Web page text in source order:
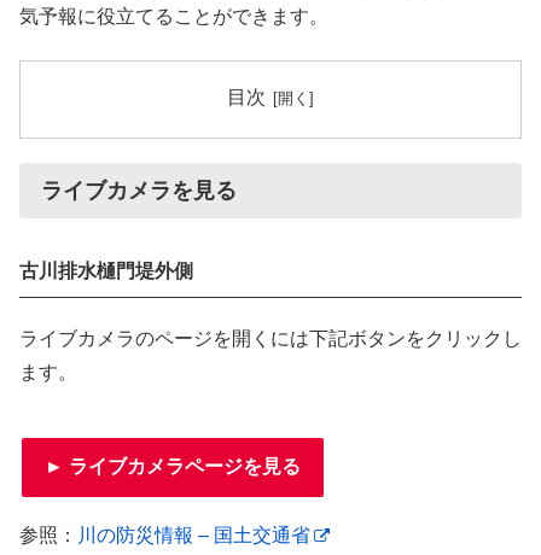
気予報に役立てることができます。
目次
ライブカメラを見る
古川排水樋門堤外側
ライブカメラのページを開くには下記ボタンをクリックし
ます。
► ライブカメラページを見る
参照： 川の防災情報 – 国土交通省